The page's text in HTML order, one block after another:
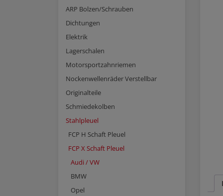
ARP Bolzen/Schrauben
Dichtungen
Elektrik
Lagerschalen
Motorsportzahnriemen
Nockenwellenräder Verstellbar
Originalteile
Schmiedekolben
Stahlpleuel
FCP H Schaft Pleuel
FCP X Schaft Pleuel
Audi / VW
BMW
Opel